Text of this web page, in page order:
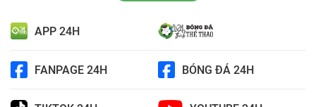
APP 24H
FANPAGE 24H BÓNG ĐÁ 24H